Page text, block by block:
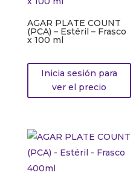
AGAR PLATE COUNT
(PCA) – Estéril – Frasco
x 100 ml
Inicia sesión para
ver el precio